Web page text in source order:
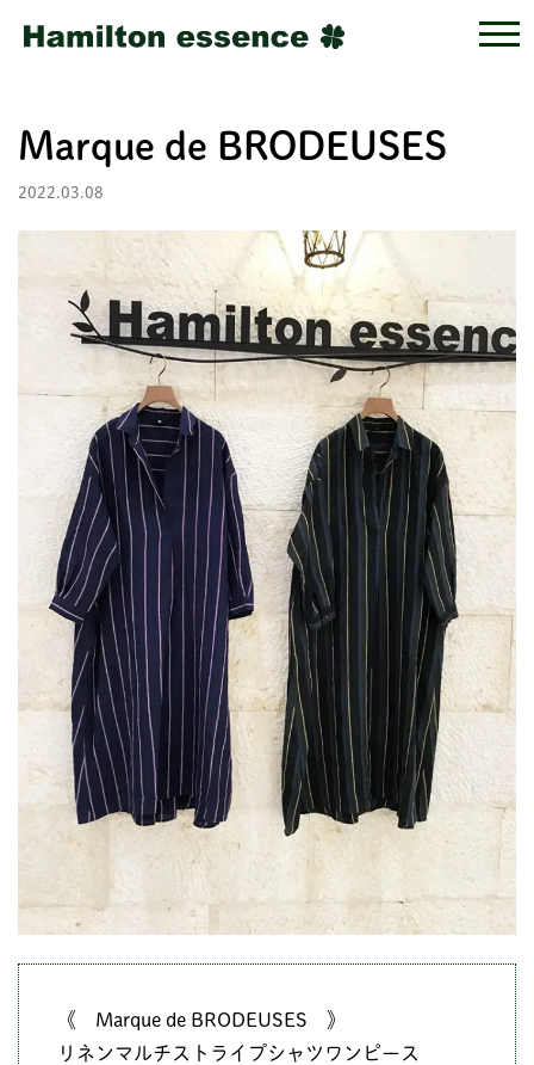
Marque de BRODEUSES
2022.03.08
《 Marque de BRODEUSES 》
リネンマルチストライプシャツワンピース